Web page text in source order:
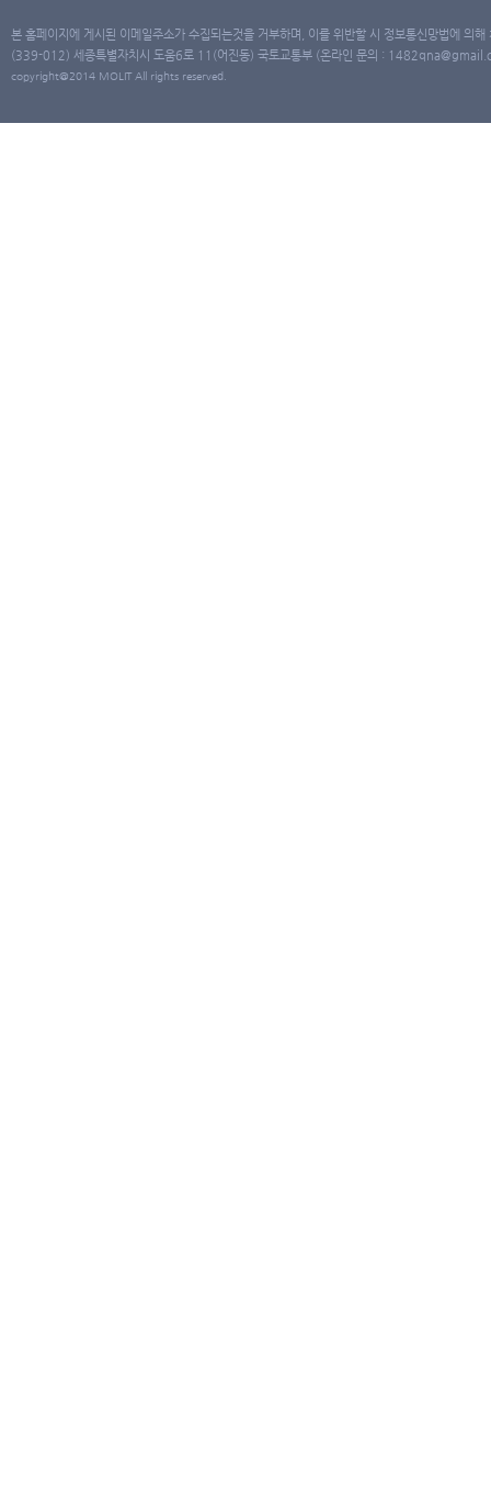
본 홈페이지에 게시된 이메일주소가 수집되는것을 거부하며, 이를 위반할 시 정보통신망법에 의
(339-012) 세종특별자치시 도움6로 11(어진동) 국토교통부 (온라인 문의 :
copyright@2014 MOLIT All rights reserved.